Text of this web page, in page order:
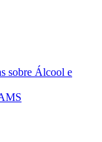
sobre Álcool e